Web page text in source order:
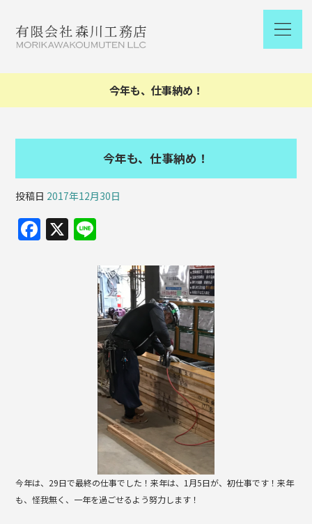
今年も、仕事納め！
今年も、仕事納め！
投稿日 2017年12月30日
F X
e
今年は、29日で最終の仕事でした！来年は、1月5日が、初仕事です！来年
も、怪我無く、一年を過ごせるよう努力します！